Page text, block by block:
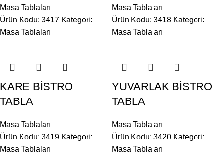
Masa Tablaları
Ürün Kodu: 3417 Kategori:
Masa Tablaları
Masa Tablaları
Ürün Kodu: 3418 Kategori:
Masa Tablaları
KARE BİSTRO
TABLA
Masa Tablaları
Ürün Kodu: 3419 Kategori:
Masa Tablaları
YUVARLAK BİSTRO
TABLA
Masa Tablaları
Ürün Kodu: 3420 Kategori:
Masa Tablaları